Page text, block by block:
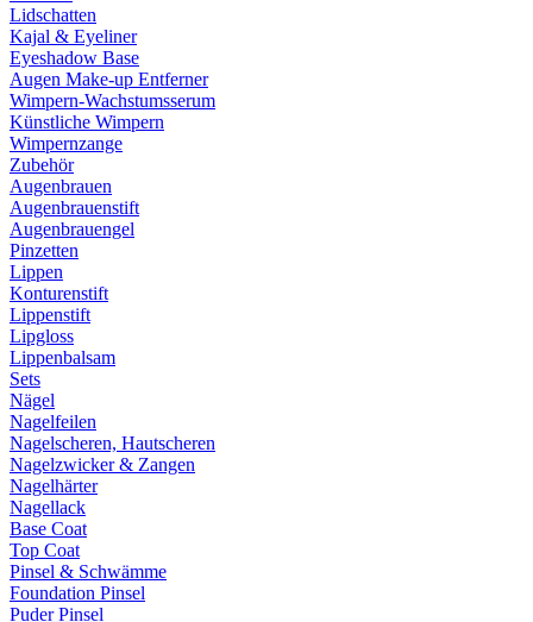
Lidschatten
Kajal & Eyeliner
Eyeshadow Base
Augen Make-up Entferner
Wimpern-Wachstumsserum
Künstliche Wimpern
Wimpernzange
Zubehör
Augenbrauen
Augenbrauenstift
Augenbrauengel
Pinzetten
Lippen
Konturenstift
Lippenstift
Lipgloss
Lippenbalsam
Sets
Nägel
Nagelfeilen
Nagelscheren, Hautscheren
Nagelzwicker & Zangen
Nagelhärter
Nagellack
Base Coat
Top Coat
Pinsel & Schwämme
Foundation Pinsel
Puder Pinsel